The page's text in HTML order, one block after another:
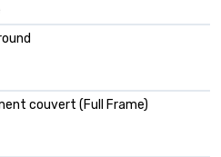
couvert (Full Frame)